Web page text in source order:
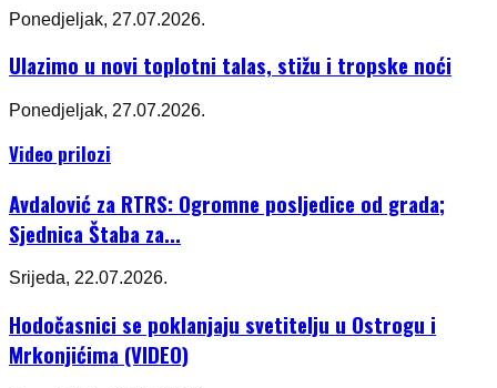
Ponedjeljak, 27.07.2026.
Ulazimo u novi toplotni talas, stižu i tropske noći
Ponedjeljak, 27.07.2026.
Video prilozi
Avdalović za RTRS: Ogromne posljedice od grada;
Sjednica Štaba za...
Srijeda, 22.07.2026.
Hodočasnici se poklanjaju svetitelju u Ostrogu i
Mrkonjićima (VIDEO)